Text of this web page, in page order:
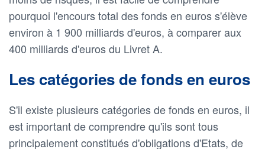
pourquoi l'encours total des fonds en euros s'élève
environ à 1 900 milliards d'euros, à comparer aux
400 milliards d'euros du Livret A.
Les catégories de fonds en euros
S'il existe plusieurs catégories de fonds en euros, il
est important de comprendre qu'ils sont tous
principalement constitués d'obligations d'Etats, de